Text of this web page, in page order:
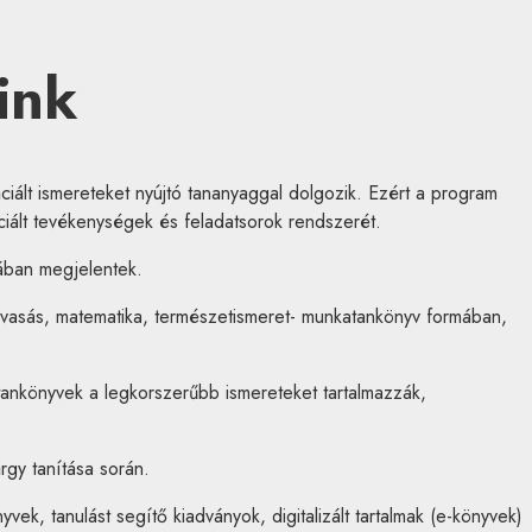
ismereteket nyújtó tananyaggal dolgozik. Ezért a program
tevékenységek és feladatsorok rendszerét.
megjelentek.
matematika, természetismeret- munkatankönyv formában,
a legkorszerűbb ismereteket tartalmazzák,
tanítása során.
tanulást segítő kiadványok, digitalizált tartalmak (e-könyvek)